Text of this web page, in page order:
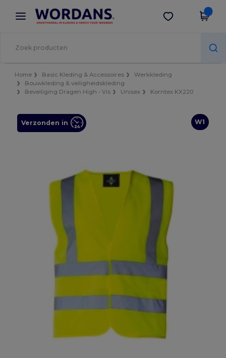
× Wordans-app
Betere prijzen in de app!
Download app
Home Basic Kleding & Accessoires
Werkkleding
Bouwkleding & veiligheidskleding
Beveiliging Dragen High - Vis
Unisex Korntex KX220
W1
Verzonden in